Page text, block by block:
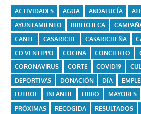
ACTIVIDADES AGUA ANDALUCÍA
AYUNTAMIENTO
BIBLIOTECA
CANTE
CASARICHE CASARICHEÑA
CD VENTIPPO
COCINA CONCIERTO
CORONAVIRUS
CORTE COVID19
DEPORTIVAS
DONACIÓN DÍA
FUTBOL
INFANTIL LIBRO MAYORES
PRÓXIMAS
RECOGIDA RESULTADOS